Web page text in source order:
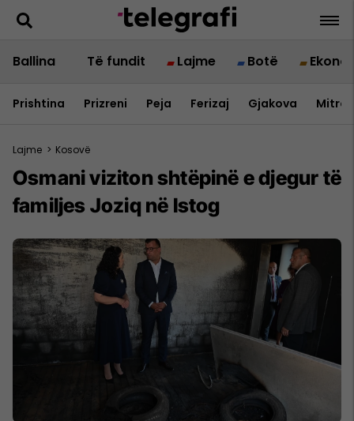
Ballina Të fundit Lajme Botë
Prishtina Prizreni Peja Ferizaj Gjakova
Lajme > Kosovë
Osmani viziton shtëpinë e djegur të
familjes Joziq në Istog